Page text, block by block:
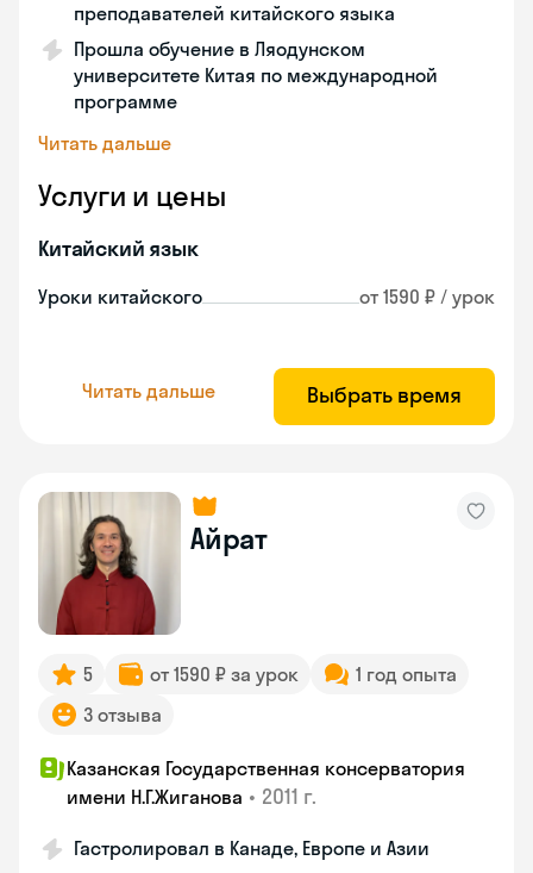
преподавателей китайского языка
Прошла обучение в Ляодунском
университете Китая по международной
программе
Читать дальше
Услуги и цены
Китайский язык
Уроки китайского от 1590 ₽ / урок
Читать дальше Выбрать время
Айрат
5 от 1590 ₽ за урок
1 год опыта
3 отзыва
Казанская Государственная консерватория
имени Н.Г.Жиганова • 2011 г.
Гастролировал в Канаде, Европе и Азии